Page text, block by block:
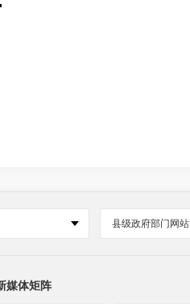
县级政府部门网站
媒体矩阵